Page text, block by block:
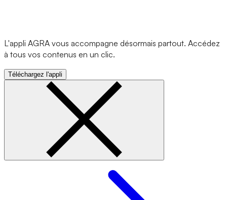
L'appli AGRA vous accompagne désormais partout. Accédez
à tous vos contenus en un clic.
Téléchargez l'appli